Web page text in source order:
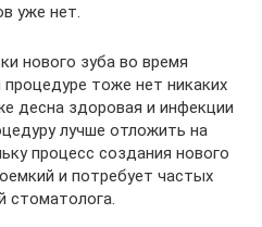
уже нет.
нового зуба во время
тоже нет никаких
десна здоровая и инфекции
лучше отложить на
процесс создания нового
и потребует частых
стоматолога.